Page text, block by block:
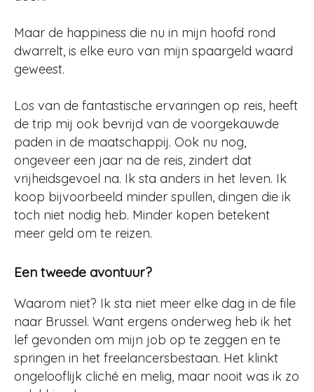
Maar de happiness die nu in mijn hoofd rond
dwarrelt, is elke euro van mijn spaargeld waard
geweest.
Los van de fantastische ervaringen op reis, heeft
de trip mij ook bevrijd van de voorgekauwde
paden in de maatschappij. Ook nu nog,
ongeveer een jaar na de reis, zindert dat
vrijheidsgevoel na. Ik sta anders in het leven. Ik
koop bijvoorbeeld minder spullen, dingen die ik
toch niet nodig heb. Minder kopen betekent
meer geld om te reizen.
Een tweede avontuur?
Waarom niet? Ik sta niet meer elke dag in de file
naar Brussel. Want ergens onderweg heb ik het
lef gevonden om mijn job op te zeggen en te
springen in het freelancersbestaan. Het klinkt
ongelooflijk cliché en melig, maar nooit was ik zo